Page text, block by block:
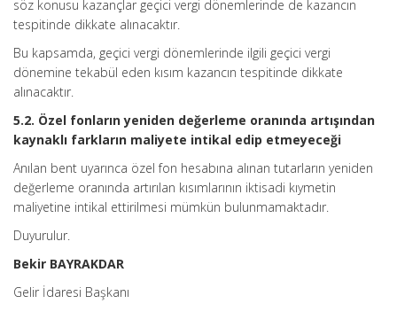
söz konusu kazançlar geçici vergi dönemlerinde de kazancın
tespitinde dikkate alınacaktır.
Bu kapsamda, geçici vergi dönemlerinde ilgili geçici vergi
dönemine tekabül eden kısım kazancın tespitinde dikkate
alınacaktır.
5.2. Özel fonların yeniden değerleme oranında artışından
kaynaklı farkların maliyete intikal edip etmeyeceği
Anılan bent uyarınca özel fon hesabına alınan tutarların yeniden
değerleme oranında artırılan kısımlarının iktisadi kıymetin
maliyetine intikal ettirilmesi mümkün bulunmamaktadır.
Duyurulur.
Bekir BAYRAKDAR
Gelir İdaresi Başkanı